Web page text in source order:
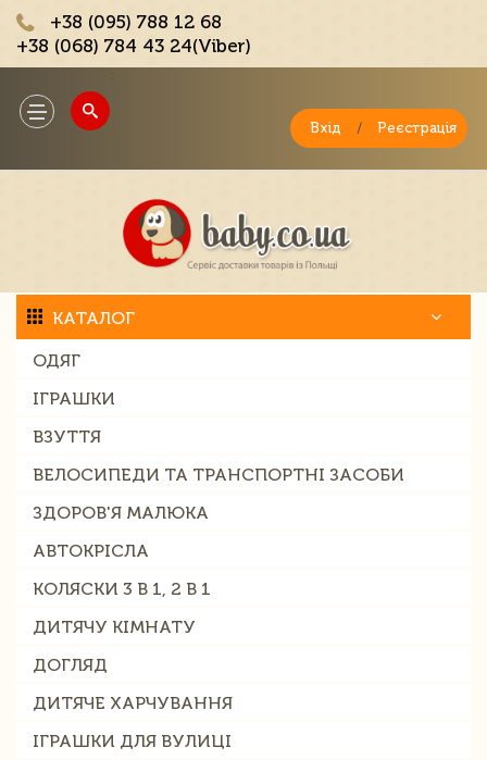
+38 (095) 788 12 68
+38 (068) 784 43 24(Viber)
Toggle
navigation
Вхід / Реєстрація
КАТАЛОГ
ОДЯГ
ІГРАШКИ
ВЗУТТЯ
ВЕЛОСИПЕДИ ТА ТРАНСПОРТНІ ЗАСОБИ
ЗДОРОВ'Я МАЛЮКА
АВТОКРІСЛА
КОЛЯСКИ 3 В 1, 2 В 1
ДИТЯЧУ КІМНАТУ
ДОГЛЯД
ДИТЯЧЕ ХАРЧУВАННЯ
ІГРАШКИ ДЛЯ ВУЛИЦІ